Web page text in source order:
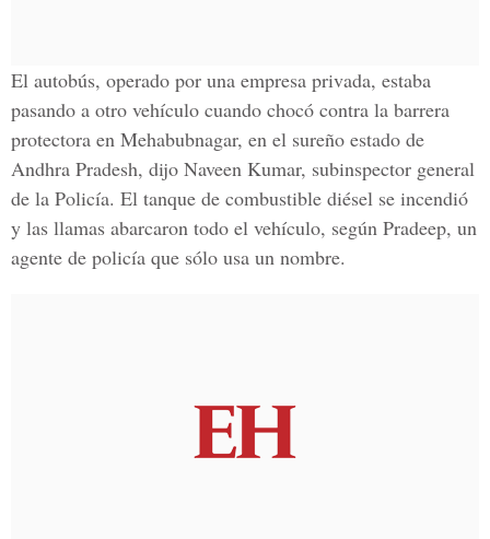
El autobús, operado por una empresa privada, estaba
pasando a otro vehículo cuando chocó contra la barrera
protectora en Mehabubnagar, en el sureño estado de
Andhra Pradesh, dijo Naveen Kumar, subinspector general
de la Policía. El tanque de combustible diésel se incendió
y las llamas abarcaron todo el vehículo, según Pradeep, un
agente de policía que sólo usa un nombre.